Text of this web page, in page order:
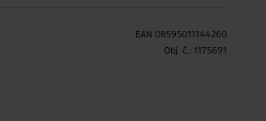
EAN 08595011144260
Obj. č.: 1175691